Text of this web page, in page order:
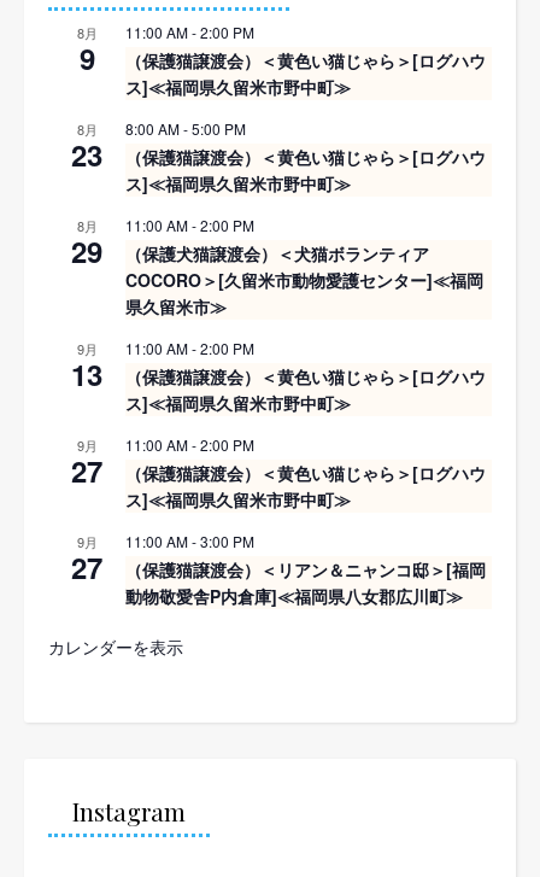
8月
9
11:00 AM-2:00 PM
（保護猫譲渡会）＜黄色い猫じゃら＞[ログハウ
ス]≪福岡県久留米市野中町≫
8月
23
8:00 AM-5:00 PM
（保護猫譲渡会）＜黄色い猫じゃら＞[ログハウ
ス]≪福岡県久留米市野中町≫
8月
29
11:00 AM-2:00 PM
（保護犬猫譲渡会）＜犬猫ボランティア
COCORO＞[久留米市動物愛護センター]≪福岡
県久留米市≫
9月
13
11:00 AM-2:00 PM
（保護猫譲渡会）＜黄色い猫じゃら＞[ログハウ
ス]≪福岡県久留米市野中町≫
9月
27
11:00 AM-2:00 PM
（保護猫譲渡会）＜黄色い猫じゃら＞[ログハウ
ス]≪福岡県久留米市野中町≫
9月
27
11:00 AM-3:00 PM
（保護猫譲渡会）＜リアン＆ニャンコ邸＞[福岡
動物敬愛舎P内倉庫]≪福岡県八女郡広川町≫
カレンダーを表示
Instagram